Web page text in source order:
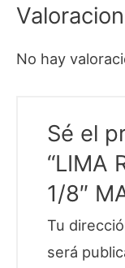
No hay
Sé el
“LIMA
1/8″
Tu
será